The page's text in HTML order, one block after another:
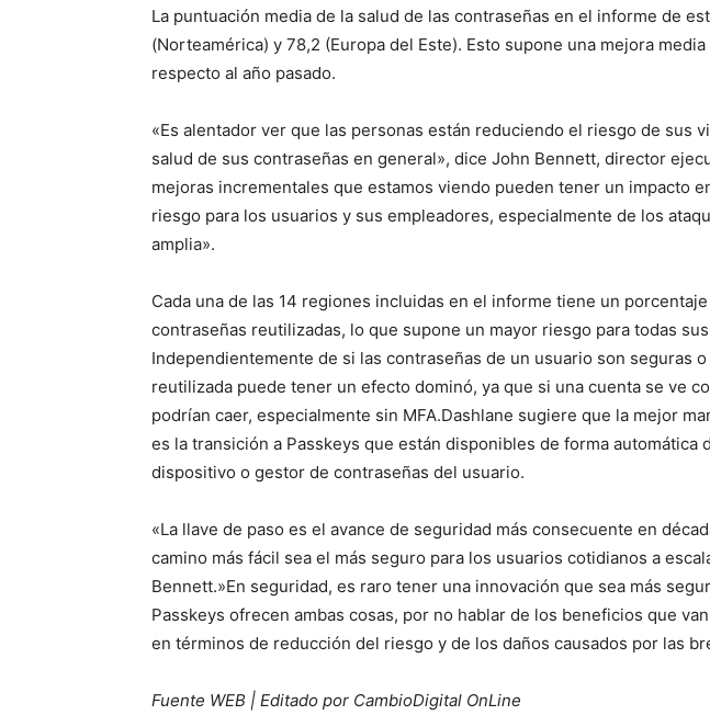
La puntuación media de la salud de las contraseñas en el informe de
(Norteamérica) y 78,2 (Europa del Este). Esto supone una mejora
respecto al año pasado.
«Es alentador ver que las personas están reduciendo el riesgo de sus
salud de sus contraseñas en general», dice John Bennett, director
mejoras incrementales que estamos viendo pueden tener un impacto
riesgo para los usuarios y sus empleadores, especialmente de los
amplia».
Cada una de las 14 regiones incluidas en el informe tiene un
contraseñas reutilizadas, lo que supone un mayor riesgo para todas
Independientemente de si las contraseñas de un usuario son seguras
reutilizada puede tener un efecto dominó, ya que si una cuenta se ve
podrían caer, especialmente sin MFA.Dashlane sugiere que la mejor
es la transición a Passkeys que están disponibles de forma automática
dispositivo o gestor de contraseñas del usuario.
«La llave de paso es el avance de seguridad más consecuente en
camino más fácil sea el más seguro para los usuarios cotidianos a
Bennett.»En seguridad, es raro tener una innovación que sea más
Passkeys ofrecen ambas cosas, por no hablar de los beneficios que
en términos de reducción del riesgo y de los daños causados por las
Fuente WEB | Editado por CambioDigital OnLine